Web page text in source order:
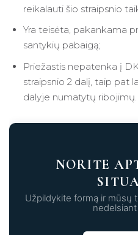
reikalauti šio straipsnio
Yra teisėta, pakankama
santykių pabaigą;
Priežastis nepatenka į
straipsnio 2 dalį, taip pat
dalyje numatytų ribojimų.
NORITE
Užpildykite formą ir mūsų